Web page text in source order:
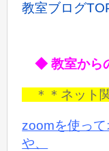
教室ブログ
◆ 教室から
＊＊ネット
zoomを使っ
や、